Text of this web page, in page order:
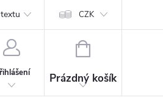
Vrácení zboží a reklamace
CZK
NÁKUPNÍ
Prázdný košík